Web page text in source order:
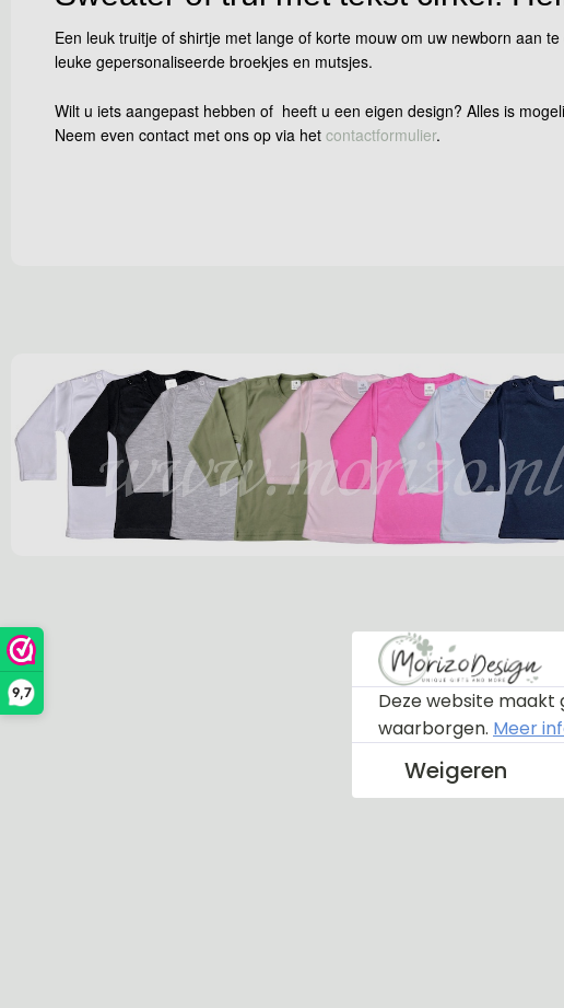
9,7
Een leuk truitje of shirtje met lange of korte mouw om uw newborn aan
leuke gepersonaliseerde broekjes en mutsjes.
Wilt u iets aangepast hebben of heeft u een eigen design? Alles is
Neem even contact met ons op via het contactformulier.
Deze website maakt
waarborgen. Meer
Weigeren